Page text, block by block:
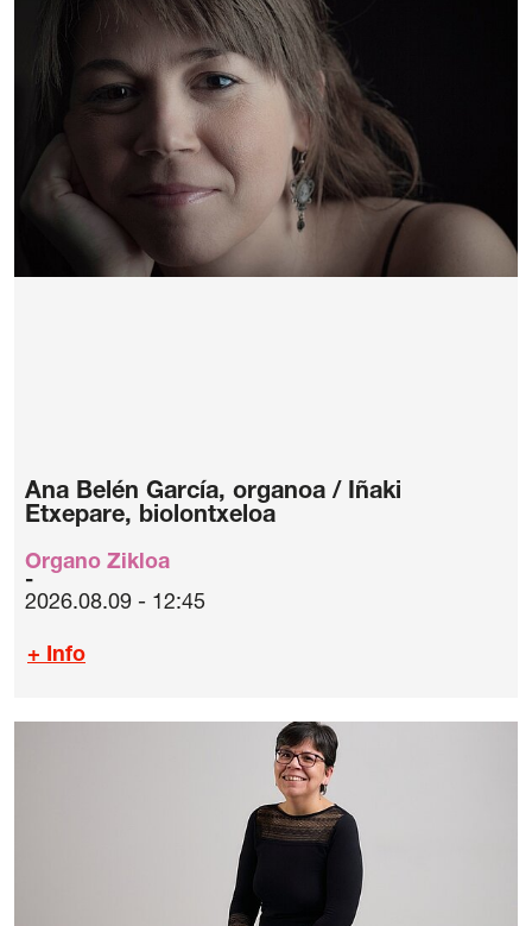
Ana Belén García, organoa / Iñaki
Etxepare, biolontxeloa
Organo Zikloa
2026.08.09 - 12:45
+ Info